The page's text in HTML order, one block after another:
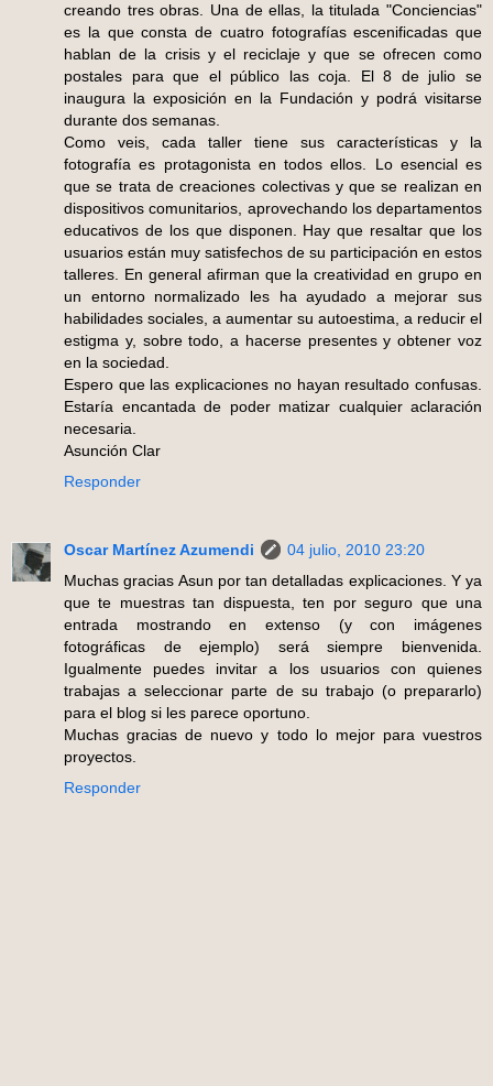
creando tres obras. Una de ellas, la titulada "Conciencias"
es la que consta de cuatro fotografías escenificadas que
hablan de la crisis y el reciclaje y que se ofrecen como
postales para que el público las coja. El 8 de julio se
inaugura la exposición en la Fundación y podrá visitarse
durante dos semanas.
Como veis, cada taller tiene sus características y la
fotografía es protagonista en todos ellos. Lo esencial es
que se trata de creaciones colectivas y que se realizan en
dispositivos comunitarios, aprovechando los departamentos
educativos de los que disponen. Hay que resaltar que los
usuarios están muy satisfechos de su participación en estos
talleres. En general afirman que la creatividad en grupo en
un entorno normalizado les ha ayudado a mejorar sus
habilidades sociales, a aumentar su autoestima, a reducir el
estigma y, sobre todo, a hacerse presentes y obtener voz
en la sociedad.
Espero que las explicaciones no hayan resultado confusas.
Estaría encantada de poder matizar cualquier aclaración
necesaria.
Asunción Clar
Responder
Oscar Martínez Azumendi
04 julio, 2010 23:20
Muchas gracias Asun por tan detalladas explicaciones. Y ya
que te muestras tan dispuesta, ten por seguro que una
entrada mostrando en extenso (y con imágenes
fotográficas de ejemplo) será siempre bienvenida.
Igualmente puedes invitar a los usuarios con quienes
trabajas a seleccionar parte de su trabajo (o prepararlo)
para el blog si les parece oportuno.
Muchas gracias de nuevo y todo lo mejor para vuestros
proyectos.
Responder